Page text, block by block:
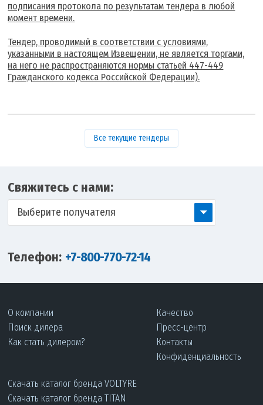
подписания протокола по результатам тендера в любой
момент времени.
Тендер, проводимый в соответствии с условиями,
указанными в настоящем Извещении, не является торгами,
на него не распространяются нормы статьей 447-449
Гражданского кодекса Российской Федерации).
Все текущие тендеры
Свяжитесь с нами:
Выберите получателя
Телефон: +7-800-770-72-14
О компании
Поиск дилера
Как стать дилером?
Качество
Пресс-центр
Контакты
Конфиденциальность
Скачать каталог бренда VOLTYRE
Скачать каталог бренда TITAN